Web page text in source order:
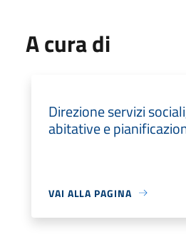
A cura di
Direzione servizi
abitative e
VAI ALLA PAGINA